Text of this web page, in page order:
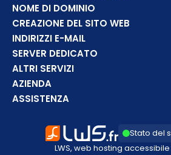
NOME DI DOMINIO
CREAZIONE DEL SITO WEB
INDIRIZZI E-MAIL
SERVER DEDICATO
ALTRI SERVIZI
AZIENDA
ASSISTENZA
Stato del
LWS, web hosting